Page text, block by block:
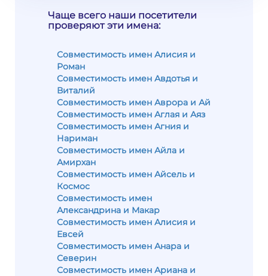
Чаще всего наши посетители
проверяют эти имена:
Совместимость имен Алисия и
Роман
Совместимость имен Авдотья и
Виталий
Совместимость имен Аврора и Ай
Совместимость имен Аглая и Аяз
Совместимость имен Агния и
Нариман
Совместимость имен Айла и
Амирхан
Совместимость имен Айсель и
Космос
Совместимость имен
Александрина и Макар
Совместимость имен Алисия и
Евсей
Совместимость имен Анара и
Северин
Совместимость имен Ариана и